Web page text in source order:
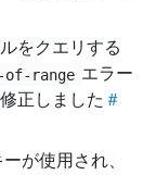
をクエリする
range エラー
正しました ＃
が使用され、